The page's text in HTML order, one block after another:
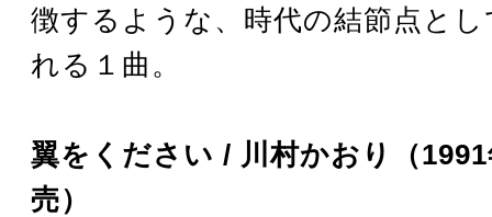
徴するような、時代の結節点と
れる１曲。
翼をください / 川村かおり（
売）